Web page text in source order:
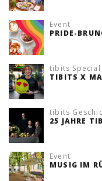
Event
PRIDE-
tibits Special
TIBITS X
tibits
25 JAHRE
Event
MUSIG IM